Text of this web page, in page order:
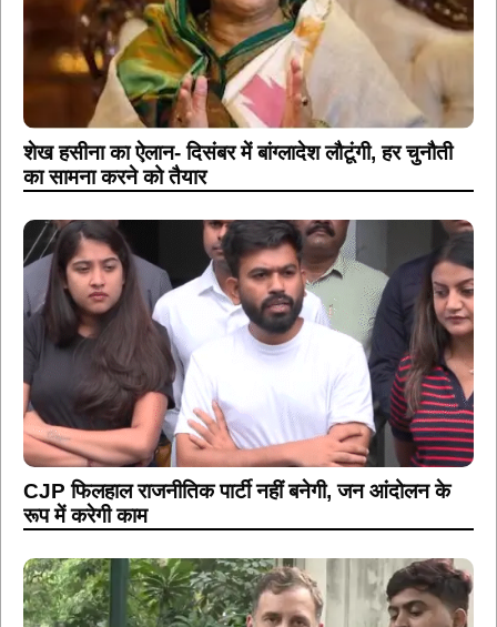
शेख हसीना का ऐलान- दिसंबर में बांग्लादेश लौटूंगी, हर चुनौती
का सामना करने को तैयार
CJP फिलहाल राजनीतिक पार्टी नहीं बनेगी, जन आंदोलन के
रूप में करेगी काम